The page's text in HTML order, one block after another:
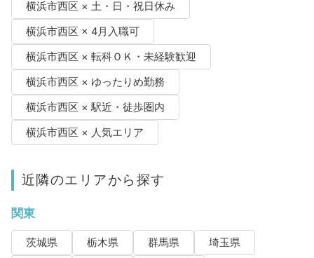
横浜市西区 × 土・日・祝日休み
横浜市西区 × 4月入職可
横浜市西区 × 転科ＯＫ・未経験歓迎
横浜市西区 × ゆったりめ勤務
横浜市西区 × 駅近・徒歩圏内
横浜市西区 × 人気エリア
近隣のエリアから探す
関東
茨城県 栃木県 群馬県
埼玉県